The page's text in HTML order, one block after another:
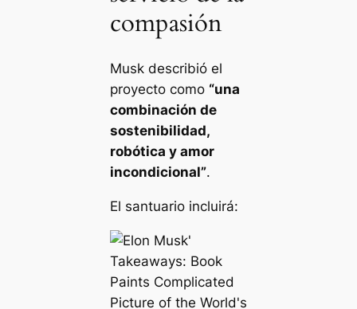
compasión
Musk describió el
proyecto como “una
combinación de
sostenibilidad,
robótica y amor
incondicional”.
El santuario incluirá: